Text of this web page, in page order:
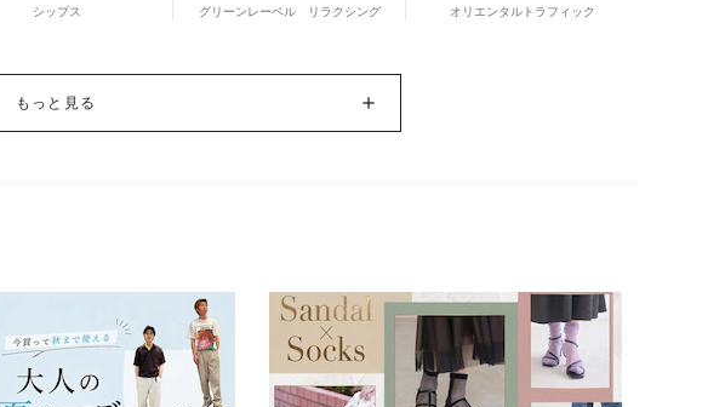
シップス
グリーンレーベル リラクシング
オリエンタルトラフィック
もっと見る